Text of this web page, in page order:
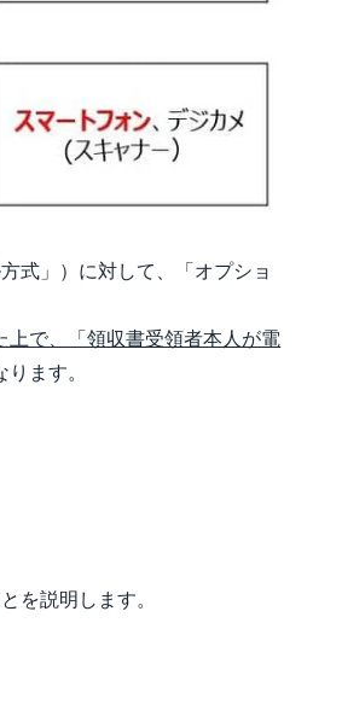
式」）に対して、「オプショ
上で、「領収書受領者本人が電
ります。
を説明します。